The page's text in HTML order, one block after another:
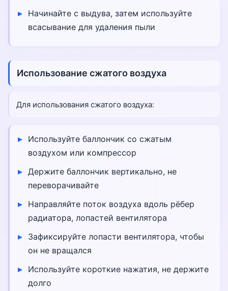
Начинайте с выдува, затем используйте
всасывание для удаления пыли
Использование сжатого воздуха
Для использования сжатого воздуха:
Используйте баллончик со сжатым
воздухом или компрессор
Держите баллончик вертикально, не
переворачивайте
Направляйте поток воздуха вдоль рёбер
радиатора, лопастей вентилятора
Зафиксируйте лопасти вентилятора, чтобы
он не вращался
Используйте короткие нажатия, не держите
долго